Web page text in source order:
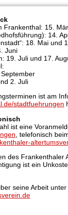
Frankenthal: 15.
14.
18. Mai und
Juni
19. Juli und 17.
2. Juli
ist am
stadtfuehrungen
ist eine
, telefonisch
des
ist ein
seine Arbeit unter